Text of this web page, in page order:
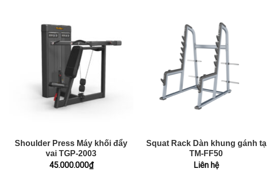
Shoulder Press Máy khối đẩy
vai TGP-2003
45.000.000₫
Squat Rack Dàn khung gánh tạ
TM-FF50
Liên hệ